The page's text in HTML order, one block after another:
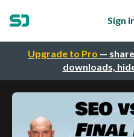
Upgrade to Pro —
downloads,
Sign